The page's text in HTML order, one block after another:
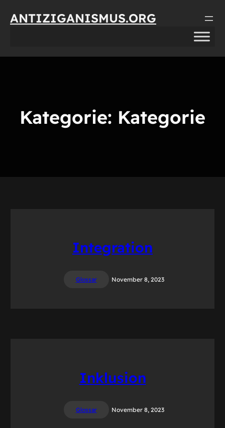
zumANTIZIGANISMUS.ORG
Kategorie: Kategorie
Integration
Glossar November 8, 2023
Inklusion
Glossar November 8, 2023